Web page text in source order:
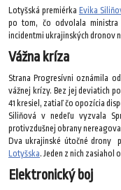
Lotyšská premiérka Evika
po tom, čo odvolala ministra
incidentmi ukrajinských dronov
Vážna kríza
Strana Progresívni oznámila
vážnej krízy. Bez jej deviatich
41 kresiel, zatiaľ čo opozícia
Siliňová v nedeľu vyzvala
protivzdušnej obrany
Dva ukrajinské útočné drony
Lotyšska. Jeden z nich zasiahol
Elektronický boj